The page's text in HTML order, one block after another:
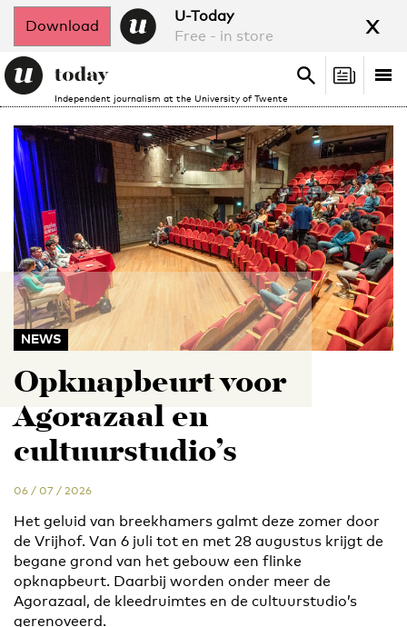
Download
U-Today
Free - in store
x
Independent journalism at the University of Twente
Search
Search
NEWS
Opknapbeurt voor
Agorazaal en
cultuurstudio’s
06 / 07 / 2026
Het geluid van breekhamers galmt deze zomer door
de Vrijhof. Van 6 juli tot en met 28 augustus krijgt de
begane grond van het gebouw een flinke
opknapbeurt. Daarbij worden onder meer de
Agorazaal, de kleedruimtes en de cultuurstudio’s
gerenoveerd.